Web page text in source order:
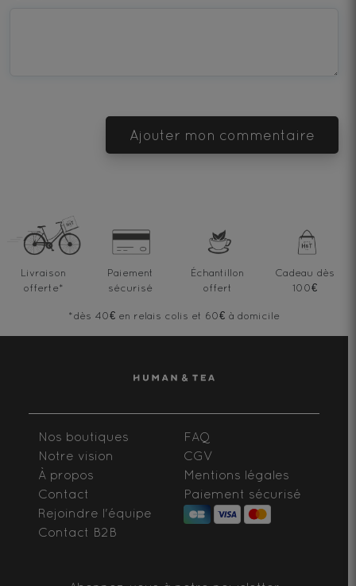
—
—
Ajouter mon commentaire
Livraison
offerte*
Paiement
sécurisé
Échantillon
offert
Cadeau dès
100€
*dès 40€ en relais colis et 60€ à domicile
Nos boutiques
Notre vision
À propos
Contact
Rejoindre l'équipe
Contact B2B
FAQ
CGV
Mentions légales
Paiement sécurisé